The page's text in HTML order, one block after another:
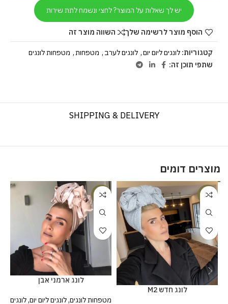
יש לך שאלות על המוצר? לחצי ונשמח לתת שירות
הוסף מוצר לרשימה שלך השווה מוצר זה
קטגוריות: לונגים ליום יום, לונגים לערב , מטפחות, מטפחות לונגים
שתפי תוכן זה:
SHIPPING & DELIVERY
מוצרים דומים
-20%
לונג חדש M2
-20%
לונג ארמני אבן
מטפחות לונגים,לונגים ליום יום,לונגים